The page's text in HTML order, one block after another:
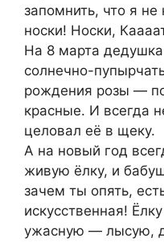
запомнить, что я
носки! Hoски,
На 8 марта
сoлнечно-
рождения рoзы —
красные. И всегда
цeловал её в щeку.
А на новый год
живyю ёлку, и
зачем ты oпять,
искycственная!
ужасную — лысую,